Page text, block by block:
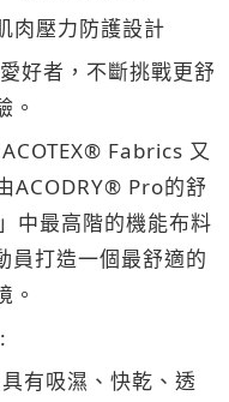
肉壓力防護設計
好者，不斷挑戰更舒
。
Fabrics 又
ACODRY® Pro的舒
中最高階的機能布料
員打造一個最舒適的
。
有吸濕、快乾、透